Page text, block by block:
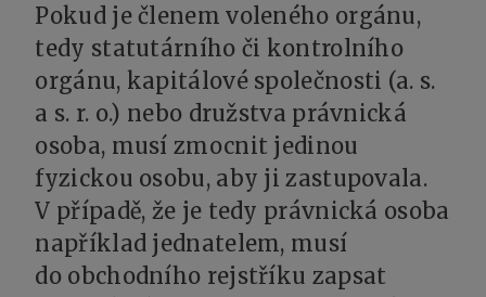
Pokud je členem voleného orgánu,
tedy statutárního či kontrolního
orgánu, kapitálové společnosti (a. s.
a s. r. o.) nebo družstva právnická
osoba, musí zmocnit jedinou
fyzickou osobu, aby ji zastupovala.
V případě, že je tedy právnická osoba
například jednatelem, musí
do obchodního rejstříku zapsat